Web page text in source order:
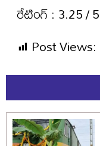
రేటింగ్ : 3.25 / 5
Post Views: